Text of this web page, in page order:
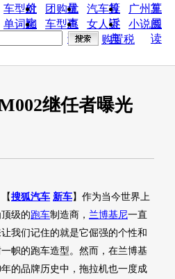
价
量
算
算
车型对
比
团购优
惠
汽车投
诉
广州车
展
单词翻
车型查
询
女人宝
典
小说阅
读
购置税
继任者曝光
搜狐汽车 新车】作为当今世界上
级的跑车制造商， 兰博基尼一直
让我们记住的就是它倔强的个性和
帜的跑车造型。然而，在兰博基
年的品牌历史中，拖拉机也一度成